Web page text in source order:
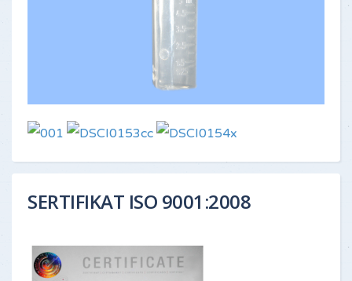
SERTIFIKAT ISO 9001:2008